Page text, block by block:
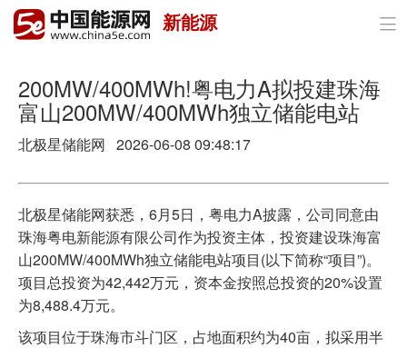
首页
政策与经济
油气
电力
新能源
节能环保
分布式能源
新能源 
200MW/400MWh!粤电力A拟投建珠海
富山200MW/400MWh独立储能电站
北极星储能网 2026-06-08 09:48:17
北极星储能网获悉，6月5日，粤电力A披露，公司同意由
珠海粤电新能源有限公司作为投资主体，投资建设珠海富
山200MW/400MWh独立储能电站项目(以下简称“项目”)。
项目总投资为42,442万元，资本金按照总投资的20%设置
为8,488.4万元。
该项目位于珠海市斗门区，占地面积约为40亩，拟采用半